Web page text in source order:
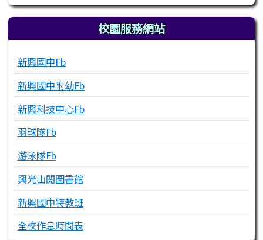
校園服務網站
新興國中Fb
新興國中附幼Fb
新興科技中心Fb
羽球隊Fb
游泳隊Fb
興光山閱圖書館
新興國中特教班
全校作息時間表